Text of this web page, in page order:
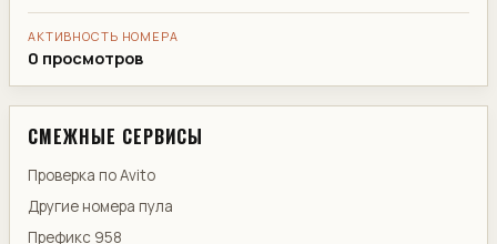
АКТИВНОСТЬ НОМЕРА
0 просмотров
СМЕЖНЫЕ СЕРВИСЫ
Проверка по Avito
Другие номера пула
Префикс 958